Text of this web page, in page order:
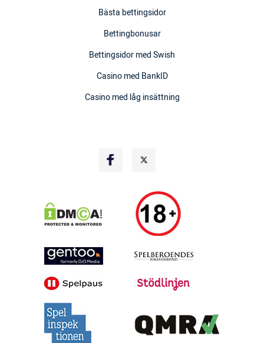
Bästa bettingsidor
Bettingbonusar
Bettingsidor med Swish
Casino med BankID
Casino med låg insättning